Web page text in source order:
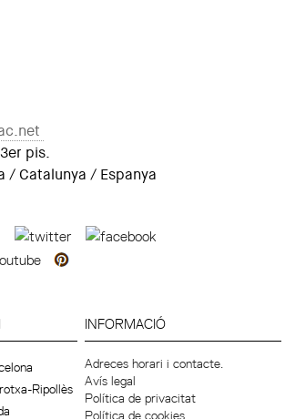
pis.
/ Catalunya / Espanya
Ripollès
INFORMACIÓ
Adreces horari i contacte.
Avís legal
Política de privacitat
Política de cookies